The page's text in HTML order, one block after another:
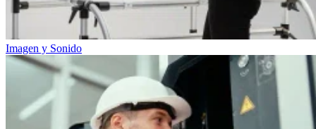
Imagen y Sonido